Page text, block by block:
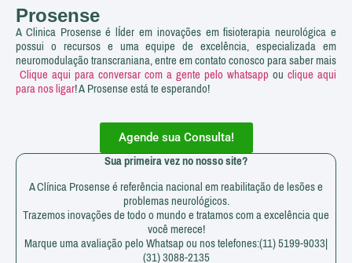
Prosense
A Clinica Prosense é lÍder em inovações em fisioterapia neurológica e
possui o recursos e uma equipe de excelência, especializada em
neuromodulação transcraniana, entre em contato conosco para saber mais
Clique aqui para conversar com a gente pelo whatsapp ou clique aqui
para nos ligar! A Prosense está te esperando!
Agende sua Consulta!
Sua primeira vez no nosso site?
A Clínica Prosense é referência nacional em reabilitação de lesões e
problemas neurológicos.
Trazemos inovações de todo o mundo e tratamos com a excelência que
você merece!
Marque uma avaliação pelo Whatsap ou nos telefones:(11) 5199-9033|
(31) 3088-2135